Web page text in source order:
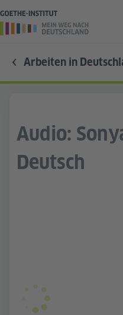
Arbeiten in
Audio:
Deutsch